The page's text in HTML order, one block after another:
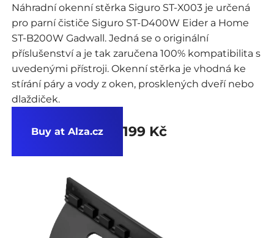
Náhradní okenní stěrka Siguro ST-X003 je určená
pro parní čističe Siguro ST-D400W Eider a Home
ST-B200W Gadwall. Jedná se o originální
příslušenství a je tak zaručena 100% kompatibilita s
uvedenými přístroji. Okenní stěrka je vhodná ke
stírání páry a vody z oken, prosklených dveří nebo
dlaždiček.
Buy at Alza.cz 199 Kč